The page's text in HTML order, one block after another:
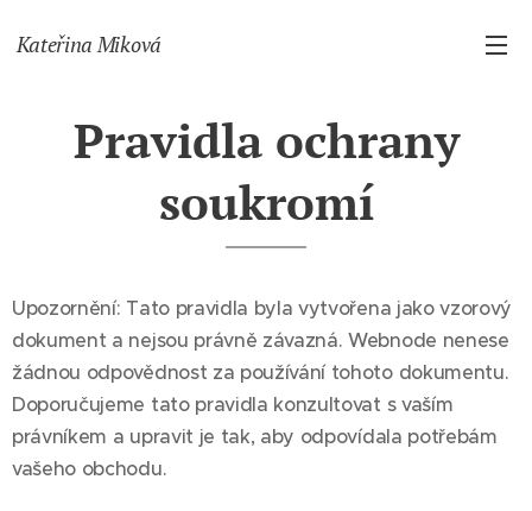
Kateřina Miková
Pravidla ochrany
soukromí
Upozornění: Tato pravidla byla vytvořena jako vzorový
dokument a nejsou právně závazná. Webnode nenese
žádnou odpovědnost za používání tohoto dokumentu.
Doporučujeme tato pravidla konzultovat s vaším
právníkem a upravit je tak, aby odpovídala potřebám
vašeho obchodu.